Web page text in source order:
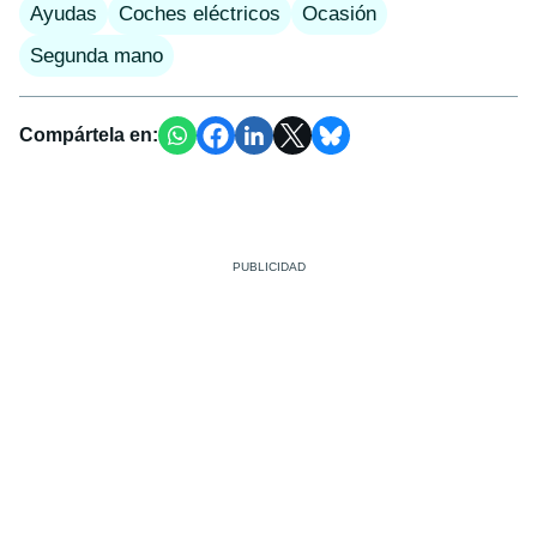
Ayudas Coches eléctricos
Ocasión
Segunda mano
Compártela en: